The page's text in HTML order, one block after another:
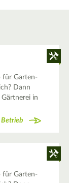
für Garten-
Dann
in
für Garten-